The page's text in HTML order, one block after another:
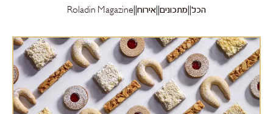
הכל מתכונים אירוח Roladin Magazine